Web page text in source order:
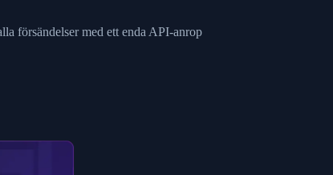
up",
REPUBLIC"
försändelser med ett enda API-anrop